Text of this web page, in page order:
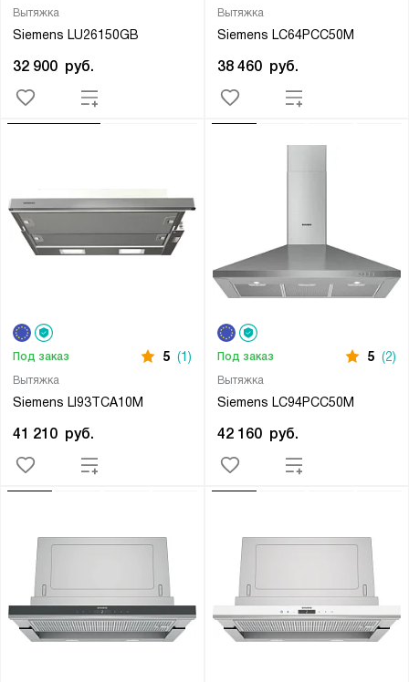
Вытяжка
Siemens LU26150GB
32 900 руб.
Вытяжка
Siemens LC64PCC50M
38 460 руб.
Вытяжка
Siemens LI93TCA10M
Под заказ 5 (1)
41 210 руб.
Вытяжка
Siemens LC94PCC50M
Под заказ 5 (2)
42 160 руб.